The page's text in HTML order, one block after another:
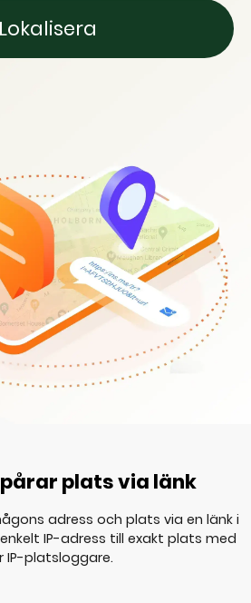
Lokalisera
plats via länk
adress och plats via en länk i
IP-adress till exakt plats med
IP-platsloggare.